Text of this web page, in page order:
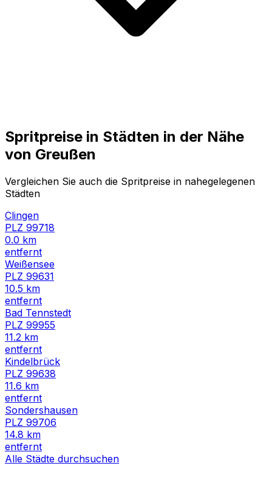
Spritpreise in Städten in der Nähe
von Greußen
Vergleichen Sie auch die Spritpreise in nahegelegenen
Städten
Clingen
PLZ 99718
0.0 km
entfernt
Weißensee
PLZ 99631
10.5 km
entfernt
Bad Tennstedt
PLZ 99955
11.2 km
entfernt
Kindelbrück
PLZ 99638
11.6 km
entfernt
Sondershausen
PLZ 99706
14.8 km
entfernt
Alle Städte durchsuchen